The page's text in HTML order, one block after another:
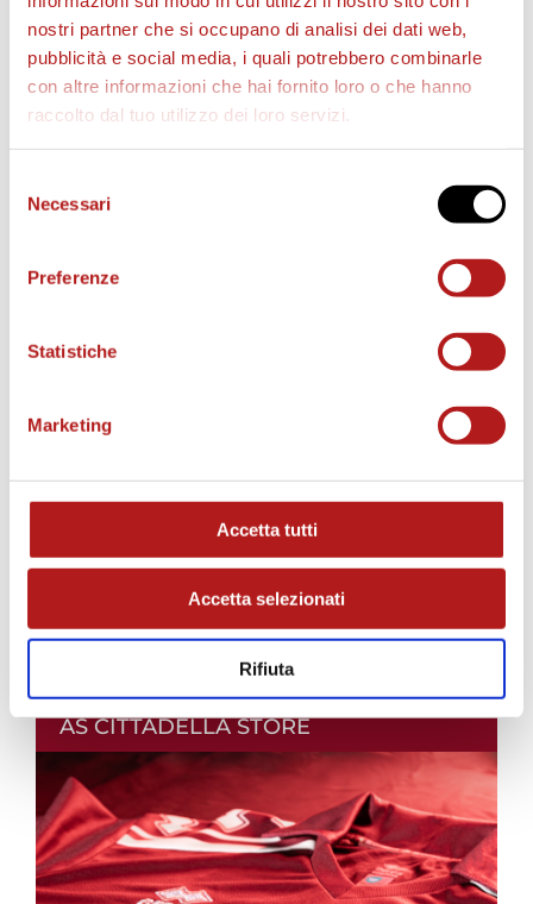
nostri partner che si occupano di analisi dei dati web,
pubblicità e social media, i quali potrebbero combinarle
con altre informazioni che hai fornito loro o che hanno
raccolto dal tuo utilizzo dei loro servizi.
delNecessari
Preferenze
Statistiche
Marketing
Accetta tutti
Accetta selezionati
Rifiuta
AS CITTADELLA STORE